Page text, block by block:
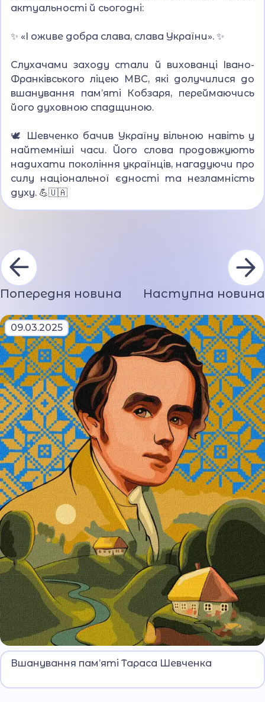
актуальності й сьогодні:
✨ «І оживе добра слава, слава України». ✨
Слухачами заходу стали й вихованці Івано-
Франківського ліцею МВС, які долучилися до
вшанування пам’яті Кобзаря, переймаючись
його духовною спадщиною.
🕊 Шевченко бачив Україну вільною навіть у
найтемніші часи. Його слова продовжують
надихати покоління українців, нагадуючи про
силу національної єдності та незламність
духу. 💪🇺🇦
Попередня новина Наступна новина
09.03.2025
211-а річниця від дня народження Великого
Вшанування пам’яті Тараса Шевченка